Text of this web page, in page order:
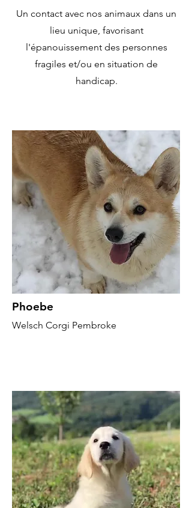
Un contact avec nos animaux dans un
lieu unique, favorisant
l'épanouissement des personnes
fragiles et/ou en situation de
handicap.
Phoebe
Welsch Corgi Pembroke